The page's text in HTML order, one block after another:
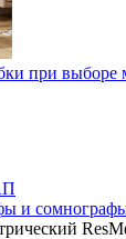
при выборе
и